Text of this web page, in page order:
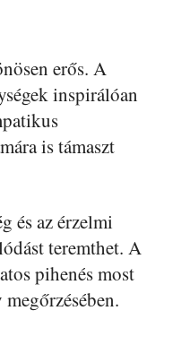
erős. A
inspirálóan
is támaszt
és az érzelmi
teremthet. A
pihenés most